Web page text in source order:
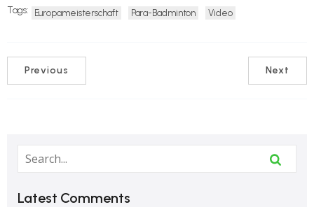
Tags: Europameisterschaft Para-Badminton Video
Previous Next
Latest Comments